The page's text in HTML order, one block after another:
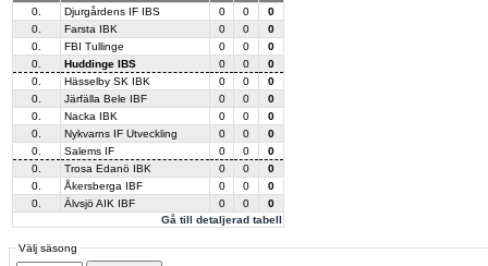
Gå till detaljerad tabell
0. Djurgårdens IF IBS 0 0
0
0.
Farsta IBK 0 0
0
0.
FBI Tullinge 0 0
0
0.
Huddinge IBS 0 0
0
0.
Hässelby SK IBK 0 0
0
0.
Järfälla Bele IBF 0 0
0
0.
Nacka IBK 0 0
0
0.
Nykvarns IF Utveckling 0 0
0
0.
Salems IF 0 0
0
0.
Trosa Edanö IBK 0 0
0
0.
Åkersberga IBF 0 0
0
0.
Älvsjö AIK IBF 0 0 0
Välj säsong